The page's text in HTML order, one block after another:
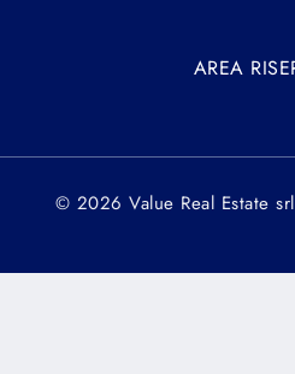
AREA
© 2026 Value Real Estate srl